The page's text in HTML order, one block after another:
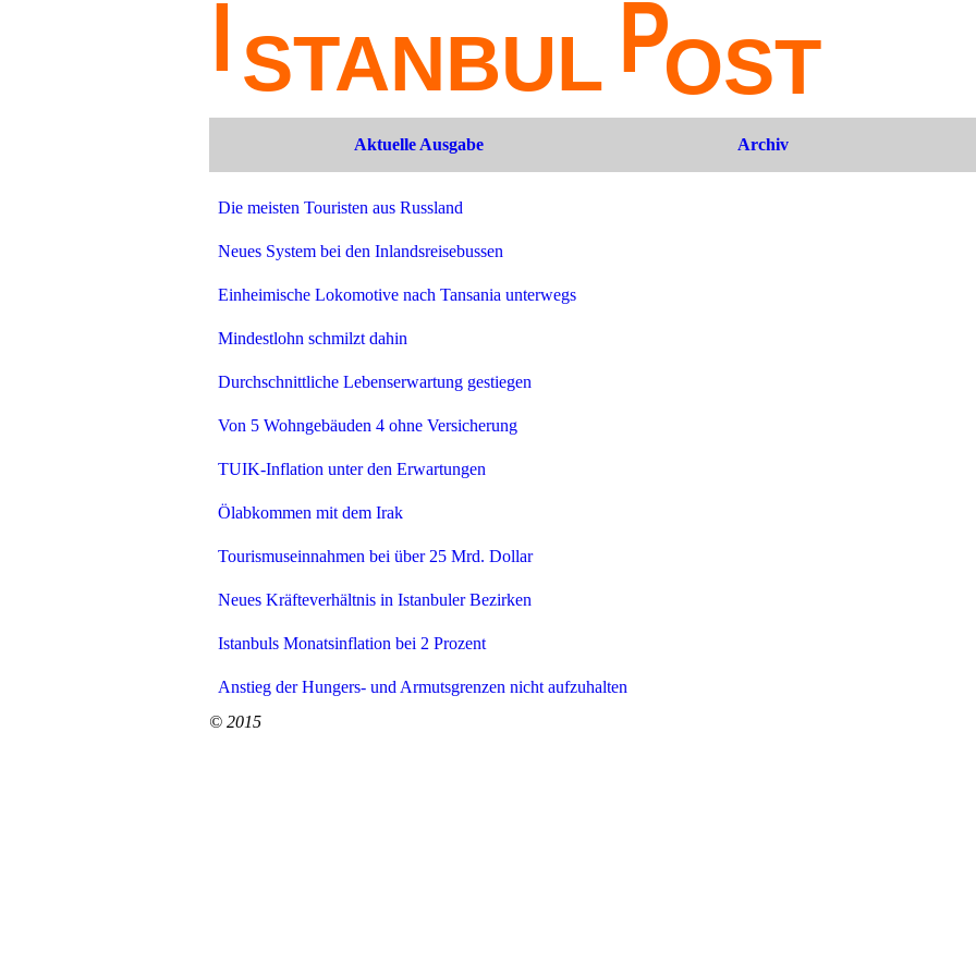
Aktuelle Ausgabe Archiv
Die meisten Touristen aus Russland
Neues System bei den Inlandsreisebussen
Einheimische Lokomotive nach Tansania unterwegs
Mindestlohn schmilzt dahin
Durchschnittliche Lebenserwartung gestiegen
Von 5 Wohngebäuden 4 ohne Versicherung
TUIK-Inflation unter den Erwartungen
Ölabkommen mit dem Irak
Tourismuseinnahmen bei über 25 Mrd. Dollar
Neues Kräfteverhältnis in Istanbuler Bezirken
Istanbuls Monatsinflation bei 2 Prozent
Anstieg der Hungers- und Armutsgrenzen nicht aufzuhalten
© 2015